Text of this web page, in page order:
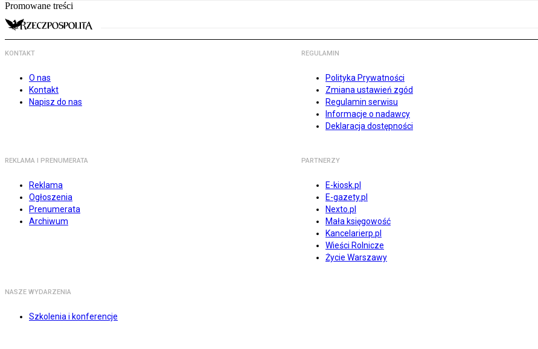
Promowane treści
KONTAKT
O nas
Kontakt
Napisz do nas
REGULAMIN
Polityka Prywatności
Zmiana ustawień zgód
Regulamin serwisu
Informacje o nadawcy
Deklaracja dostępności
REKLAMA I PRENUMERATA
Reklama
Ogłoszenia
Prenumerata
Archiwum
PARTNERZY
E-kiosk.pl
E-gazety.pl
Nexto.pl
Mała księgowość
Kancelarierp.pl
Wieści Rolnicze
Życie Warszawy
NASZE WYDARZENIA
Szkolenia i konferencje